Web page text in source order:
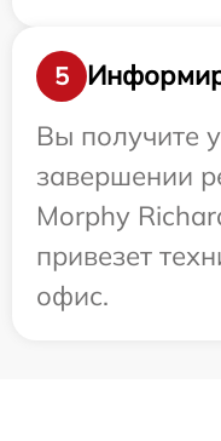
5
Вы получите
завершении
Morphy
привезет
офис.